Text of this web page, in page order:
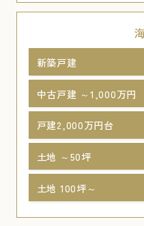
新築戸建
中古戸建 ～1,000万円
戸建2,000万円台
土地 ～50坪
土地 100坪～